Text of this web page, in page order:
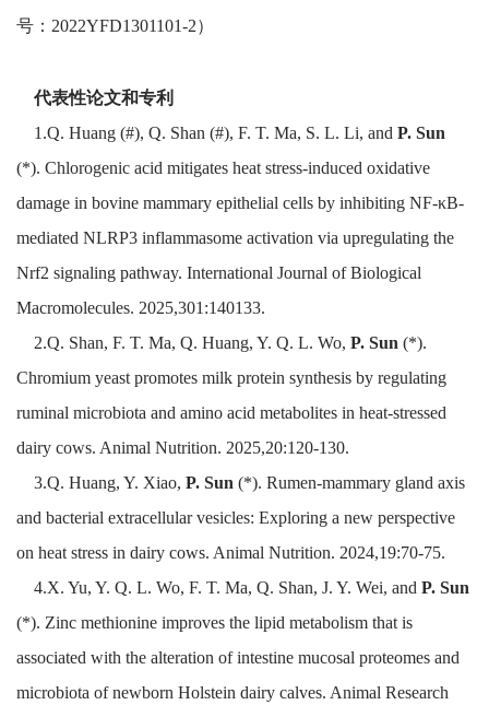
号：2022YFD1301101-2）
代表性论文和专利
1.Q. Huang (#), Q. Shan (#), F. T. Ma, S. L. Li, and P. Sun
(*). Chlorogenic acid mitigates heat stress-induced oxidative
damage in bovine mammary epithelial cells by inhibiting NF-κB-
mediated NLRP3 inflammasome activation via upregulating the
Nrf2 signaling pathway. International Journal of Biological
Macromolecules. 2025,301:140133.
2.Q. Shan, F. T. Ma, Q. Huang, Y. Q. L. Wo, P. Sun (*).
Chromium yeast promotes milk protein synthesis by regulating
ruminal microbiota and amino acid metabolites in heat-stressed
dairy cows. Animal Nutrition. 2025,20:120-130.
3.Q. Huang, Y. Xiao, P. Sun (*). Rumen-mammary gland axis
and bacterial extracellular vesicles: Exploring a new perspective
on heat stress in dairy cows. Animal Nutrition. 2024,19:70-75.
4.X. Yu, Y. Q. L. Wo, F. T. Ma, Q. Shan, J. Y. Wei, and P. Sun
(*). Zinc methionine improves the lipid metabolism that is
associated with the alteration of intestine mucosal proteomes and
microbiota of newborn Holstein dairy calves. Animal Research